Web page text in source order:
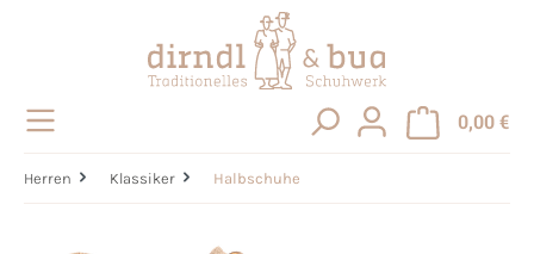
0,00 €
Herren Klassiker Halbschuhe
Bildergalerie überspringen